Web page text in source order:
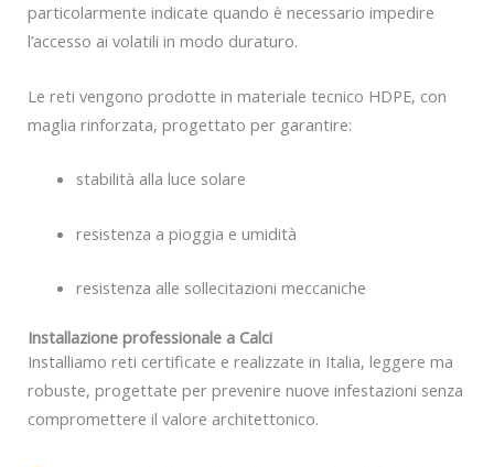
particolarmente indicate quando è necessario impedire
l’accesso ai volatili in modo duraturo.
Le reti vengono prodotte in materiale tecnico HDPE, con
maglia rinforzata, progettato per garantire:
stabilità alla luce solare
resistenza a pioggia e umidità
resistenza alle sollecitazioni meccaniche
Installazione professionale a Calci
Installiamo reti certificate e realizzate in Italia, leggere ma
robuste, progettate per prevenire nuove infestazioni senza
compromettere il valore architettonico.